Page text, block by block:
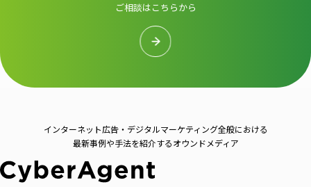
ご相談はこちらから
インターネット広告・デジタルマーケティング全般における
最新事例や手法を紹介するオウンドメディア